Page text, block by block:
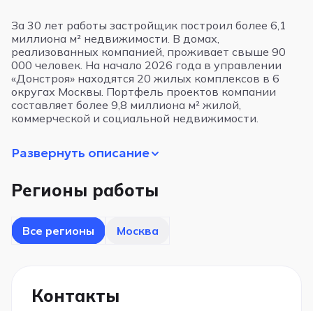
За 30 лет работы застройщик построил более 6,1
миллиона м² недвижимости. В домах,
реализованных компанией, проживает свыше 90
000 человек. На начало 2026 года в управлении
«Донстроя» находятся 20 жилых комплексов в 6
округах Москвы. Портфель проектов компании
составляет более 9,8 миллиона м² жилой,
коммерческой и социальной недвижимости.
Развернуть описание
Регионы работы
Все регионы Москва
Контакты